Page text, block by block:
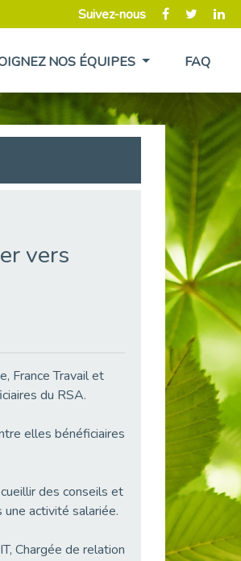
Suivez-nous
NOS ÉQUIPES FAQ
vers
France Travail et
du RSA.
elles bénéficiaires
des conseils et
activité salariée.
Chargée de relation